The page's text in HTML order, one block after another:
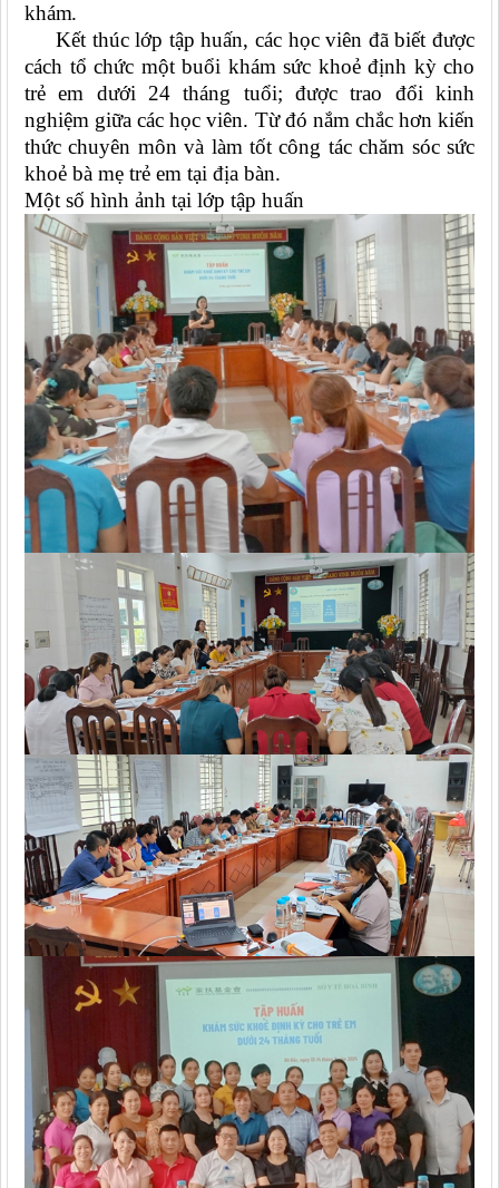
khám.
Kết thúc lớp tập huấn, các học viên đã biết được
cách tổ chức một buổi khám sức khoẻ định kỳ cho
trẻ em dưới 24 tháng tuổi; được trao đổi kinh
nghiệm giữa các học viên. Từ đó nắm chắc hơn kiến
thức chuyên môn và làm tốt công tác chăm sóc sức
khoẻ bà mẹ trẻ em tại địa bàn.
Một số hình ảnh tại lớp tập huấn